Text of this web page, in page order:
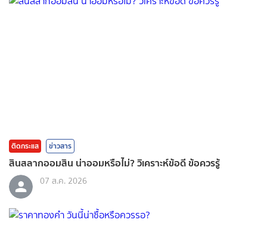
ติดกระแส ข่าวสาร
สินสลากออมสิน น่าออมหรือไม่? วิเคราะห์ข้อดี ข้อควรรู้
07 ส.ค. 2026